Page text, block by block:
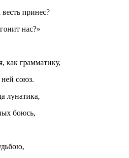
принес?
нас?»
как грамматику,
союз.
лунатика,
боюсь,